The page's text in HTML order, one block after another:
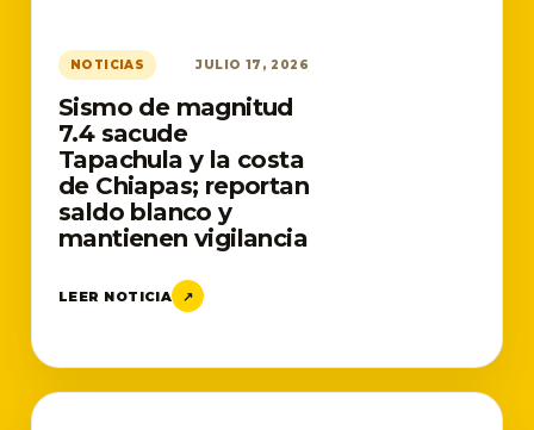
NOTICIAS JULIO 17, 2026
Sismo de magnitud
7.4 sacude
Tapachula y la costa
de Chiapas; reportan
saldo blanco y
mantienen vigilancia
LEER NOTICIA ↗